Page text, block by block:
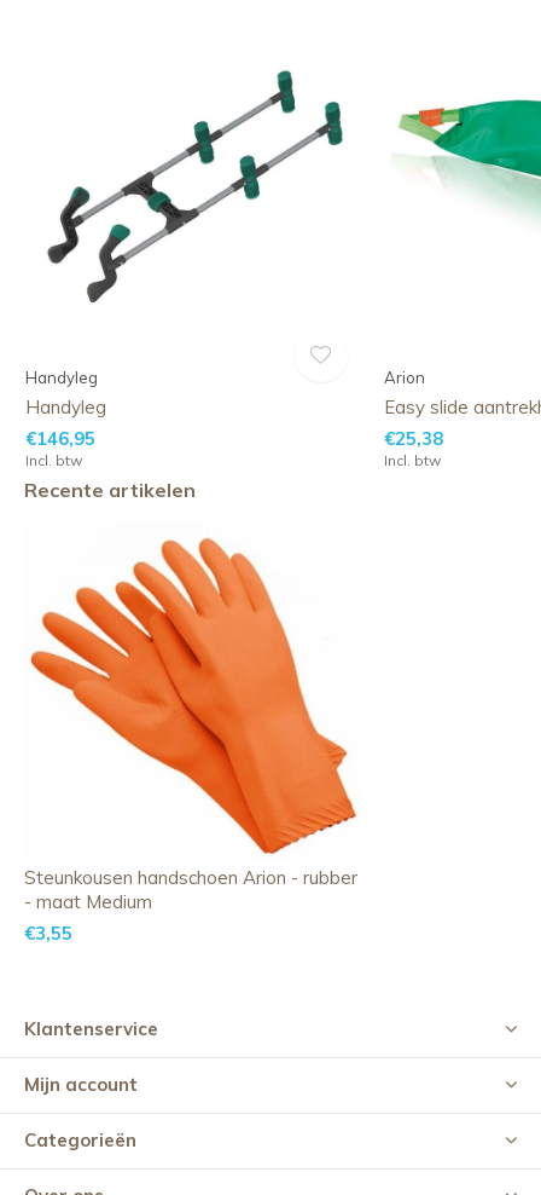
Handyleg
Handyleg
€146,95
Incl. btw
Arion
Easy slide
€25,38
Incl. btw
Recente artikelen
Steunkousen handschoen Arion - rubber
- maat Medium
€3,55
Klantenservice
Mijn account
Categorieën